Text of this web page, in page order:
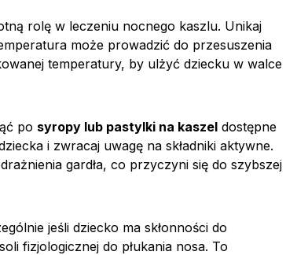
rolę w leczeniu nocnego kaszlu. Unikaj
może prowadzić do przesuszenia
temperatury, by ulżyć dziecku w walce
po syropy lub pastylki na kaszel dostępne
i zwracaj uwagę na składniki aktywne.
gardła, co przyczyni się do szybszej
jeśli dziecko ma skłonności do
fizjologicznej do płukania nosa. To